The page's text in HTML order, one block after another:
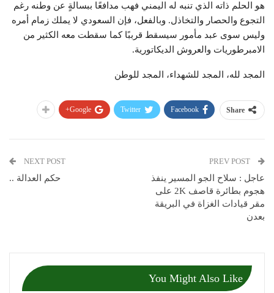
هو الحلم ذاته الذي تنبه له اليمني فهب مدافعًا ببسالةٍ عن وطنه رغم
التجوع والحصار والتخاذل. وبالفعل، فإن السعودي لا يملك زمام أمره
وليس سوى عبد مأمور سيسقط قرببًا كما سقطت معه الكثير من
الامبرطوريات والعروش الديكاتورية.
المجد لله، المجد للشهداء، المجد للوطن
Share
Facebook
Twitter
Google+
عاجل : سلاح الجو المسير ينفذ
هجوم بطائرة قاصف 2K على
مقر قيادات الغزاة في البريقة
بعدن
NEXT POST
حكم العدالة ..
You Might Also Like